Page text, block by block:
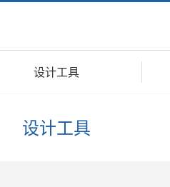
设计工具
设计工具